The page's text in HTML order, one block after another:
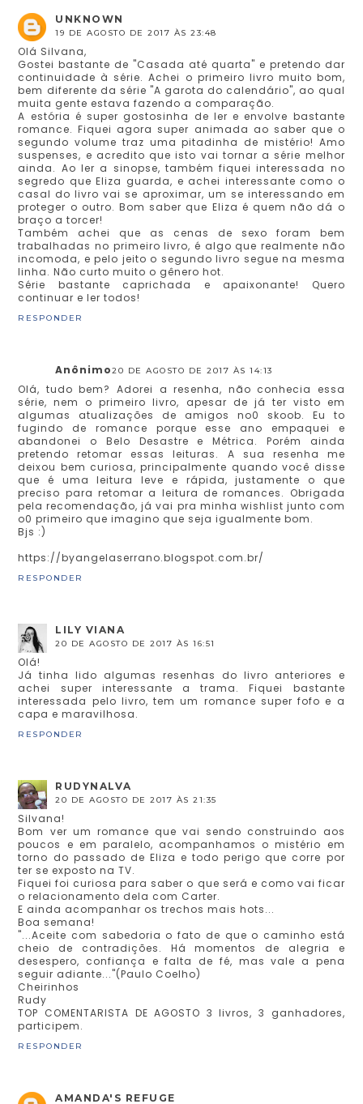
UNKNOWN
19 DE AGOSTO DE 2017 ÀS 23:48
Olá Silvana,
Gostei bastante de "Casada até quarta" e pretendo dar
continuidade à série. Achei o primeiro livro muito bom,
bem diferente da série "A garota do calendário", ao qual
muita gente estava fazendo a comparação.
A estória é super gostosinha de ler e envolve bastante
romance. Fiquei agora super animada ao saber que o
segundo volume traz uma pitadinha de mistério! Amo
suspenses, e acredito que isto vai tornar a série melhor
ainda. Ao ler a sinopse, também fiquei interessada no
segredo que Eliza guarda, e achei interessante como o
casal do livro vai se aproximar, um se interessando em
proteger o outro. Bom saber que Eliza é quem não dá o
braço a torcer!
Também achei que as cenas de sexo foram bem
trabalhadas no primeiro livro, é algo que realmente não
incomoda, e pelo jeito o segundo livro segue na mesma
linha. Não curto muito o gênero hot.
Série bastante caprichada e apaixonante! Quero
continuar e ler todos!
RESPONDER
Anônimo20 DE AGOSTO DE 2017 ÀS 14:13
Olá, tudo bem? Adorei a resenha, não conhecia essa
série, nem o primeiro livro, apesar de já ter visto em
algumas atualizações de amigos no0 skoob. Eu to
fugindo de romance porque esse ano empaquei e
abandonei o Belo Desastre e Métrica. Porém ainda
pretendo retomar essas leituras. A sua resenha me
deixou bem curiosa, principalmente quando você disse
que é uma leitura leve e rápida, justamente o que
preciso para retomar a leitura de romances. Obrigada
pela recomendação, já vai pra minha wishlist junto com
o0 primeiro que imagino que seja igualmente bom.
Bjs :)
https://byangelaserrano.blogspot.com.br/
RESPONDER
LILY VIANA
20 DE AGOSTO DE 2017 ÀS 16:51
Olá!
Já tinha lido algumas resenhas do livro anteriores e
achei super interessante a trama. Fiquei bastante
interessada pelo livro, tem um romance super fofo e a
capa e maravilhosa.
RESPONDER
RUDYNALVA
20 DE AGOSTO DE 2017 ÀS 21:35
Silvana!
Bom ver um romance que vai sendo construindo aos
poucos e em paralelo, acompanhamos o mistério em
torno do passado de Eliza e todo perigo que corre por
ter se exposto na TV.
Fiquei foi curiosa para saber o que será e como vai ficar
o relacionamento dela com Carter.
E ainda acompanhar os trechos mais hots...
Boa semana!
"...Aceite com sabedoria o fato de que o caminho está
cheio de contradições. Há momentos de alegria e
desespero, confiança e falta de fé, mas vale a pena
seguir adiante..."(Paulo Coelho)
Cheirinhos
Rudy
TOP COMENTARISTA DE AGOSTO 3 livros, 3 ganhadores,
participem.
RESPONDER
AMANDA'S REFUGE